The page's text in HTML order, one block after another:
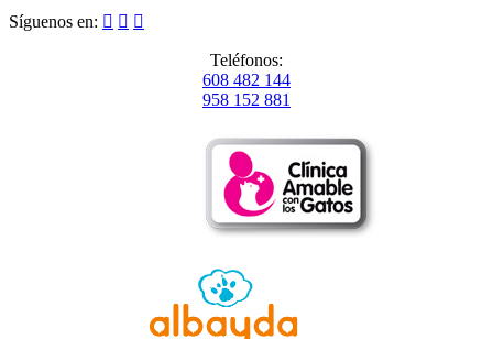
Síguenos en:   
Teléfonos:
608 482 144
958 152 881